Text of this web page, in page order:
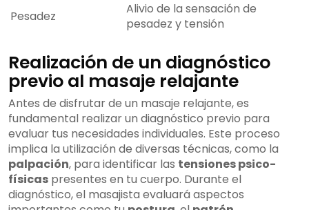
Pesadez
Alivio de la sensación de
pesadez y tensión
Realización de un diagnóstico
previo al masaje relajante
Antes de disfrutar de un masaje relajante, es
fundamental realizar un diagnóstico previo para
evaluar tus necesidades individuales. Este proceso
implica la utilización de diversas técnicas, como la
palpación, para identificar las tensiones psico-
físicas presentes en tu cuerpo. Durante el
diagnóstico, el masajista evaluará aspectos